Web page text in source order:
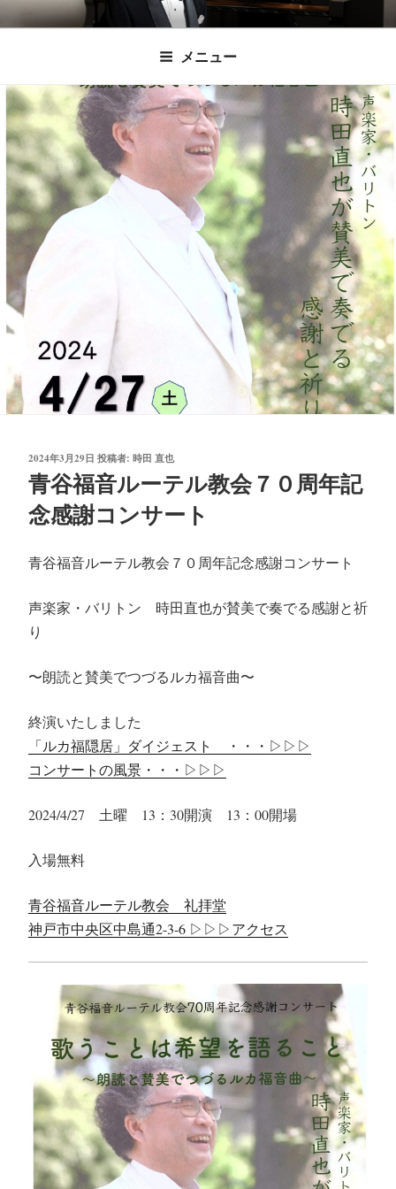
コ
ン
ツ
へ
ス
キ
ッ
プ
時田直也 声楽
家/BARITONE
歌うことは希望を語ること、生きることは喜
びも悲しみもわかちあうことかけがえのない
あなたに「いのちの歌」をお届けします。
メニュー
投
稿
日:
2024年3月29日 投稿者: 時田 直也
青谷福音ルーテル教会７０周年記
念感謝コンサート
青谷福音ルーテル教会７０周年記念感謝コンサート
声楽家・バリトン 時田直也が賛美で奏でる感謝と祈
り
〜朗読と賛美でつづるルカ福音曲〜
終演いたしました
「ルカ福隠居」ダイジェスト ・・・▷▷▷
コンサートの風景・・・▷▷▷
2024/4/27 土曜 13：30開演 13：00開場
入場無料
青谷福音ルーテル教会 礼拝堂
神戸市中央区中島通2-3-6 ▷▷▷アクセス